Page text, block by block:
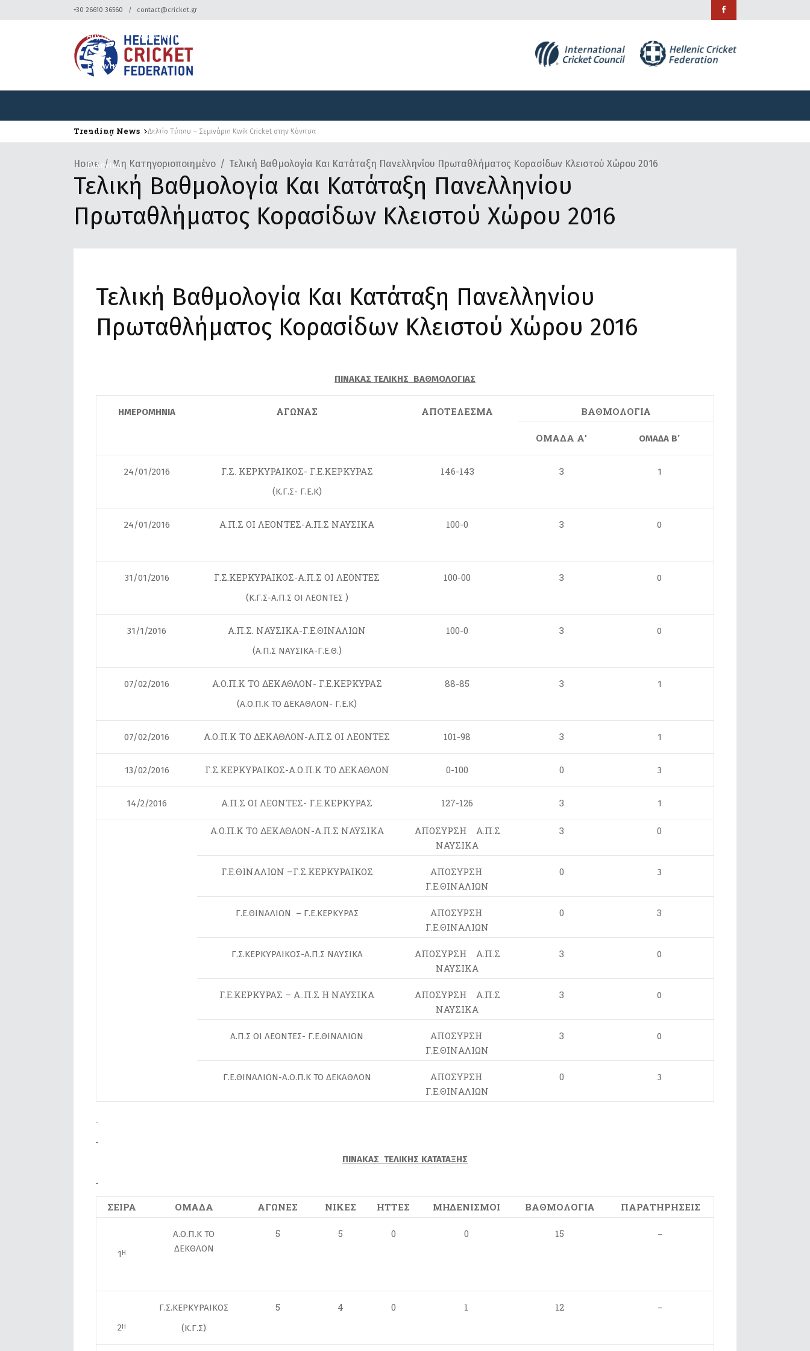
+30 26610 36560 contact@cricket.gr
Αρχική Ομοσπονδία Κρίκετ Διοργανώσεις
Ελληνικά
Αρχική Ομοσπονδία
Ελληνικά
Trending News Δελτίο Τύπου – Σεμινάριο Kwik Cricket στην Κόνιτσα
Home Μη Κατηγοριοποιημένο Τελική Βαθμολογία Και Κατάταξη Πανελληνίου Πρωταθλήματος Κορασίδων Κλειστού Χώρου 2016
Τελική Βαθμολογία Και Κατάταξη Πανελληνίου
Πρωταθλήματος Κορασίδων Κλειστού Χώρου 2016
Τελική Βαθμολογία Και Κατάταξη Πανελληνίου
Πρωταθλήματος Κορασίδων Κλειστού Χώρου 2016
ΠΙΝΑΚΑΣ ΤΕΛΙΚΗΣ ΒΑΘΜΟΛΟΓΙΑΣ
ΗΜΕΡΟΜΗΝΙΑ ΑΓΩΝΑΣ ΑΠΟΤΕΛΕΣΜΑ ΒΑΘΜΟΛΟΓΙΑ
ΟΜΑΔΑ Α’ ΟΜΑΔΑ Β’
24/01/2016 Γ.Σ. ΚΕΡΚΥΡΑΙΚΟΣ- Γ.Ε.ΚΕΡΚΥΡΑΣ
(Κ.Γ.Σ- Γ.Ε.Κ)
146-143 3 1
24/01/2016 Α.Π.Σ ΟΙ ΛΕΟΝΤΕΣ-Α.Π.Σ ΝΑΥΣΙΚΑ 100-0 3 0
31/01/2016 Γ.Σ.ΚΕΡΚΥΡΑΙΚΟΣ-Α.Π.Σ ΟΙ ΛΕΟΝΤΕΣ
(Κ.Γ.Σ-Α.Π.Σ ΟΙ ΛΕΟΝΤΕΣ )
100-00 3 0
31/1/2016 Α.Π.Σ. ΝΑΥΣΙΚΑ-Γ.Ε.ΘΙΝΑΛΙΩΝ
(Α.Π.Σ ΝΑΥΣΙΚΑ-Γ.Ε.Θ.)
100-0 3 0
07/02/2016 Α.Ο.Π.Κ ΤΟ ΔΕΚΑΘΛΟΝ- Γ.Ε.ΚΕΡΚΥΡΑΣ
(Α.Ο.Π.Κ ΤΟ ΔΕΚΑΘΛΟΝ- Γ.Ε.Κ)
88-85 3 1
07/02/2016 Α.Ο.Π.Κ ΤΟ ΔΕΚΑΘΛΟΝ-Α.Π.Σ ΟΙ ΛΕΟΝΤΕΣ 101-98 3 1
13/02/2016 Γ.Σ.ΚΕΡΚΥΡΑΙΚΟΣ-Α.Ο.Π.Κ ΤΟ ΔΕΚΑΘΛΟΝ 0-100 0 3
14/2/2016 Α.Π.Σ ΟΙ ΛΕΟΝΤΕΣ- Γ.Ε.ΚΕΡΚΥΡΑΣ 127-126 3 1
Α.Ο.Π.Κ ΤΟ ΔΕΚΑΘΛΟΝ-Α.Π.Σ ΝΑΥΣΙΚΑ
ΑΠΟΣΥΡΣΗ Α.Π.Σ
ΝΑΥΣΙΚΑ
3 0
Γ.Ε.ΘΙΝΑΛΙΩΝ –Γ.Σ.ΚΕΡΚΥΡΑΙΚΟΣ
ΑΠΟΣΥΡΣΗ
Γ.Ε.ΘΙΝΑΛΙΩΝ
0 3
Γ.Ε.ΘΙΝΑΛΙΩΝ – Γ.Ε.ΚΕΡΚΥΡΑΣ
ΑΠΟΣΥΡΣΗ
Γ.Ε.ΘΙΝΑΛΙΩΝ
0 3
Γ.Σ.ΚΕΡΚΥΡΑΙΚΟΣ-Α.Π.Σ ΝΑΥΣΙΚΑ
ΑΠΟΣΥΡΣΗ Α.Π.Σ
ΝΑΥΣΙΚΑ
3 0
Γ.Ε.ΚΕΡΚΥΡΑΣ – Α..Π.Σ Η ΝΑΥΣΙΚΑ
ΑΠΟΣΥΡΣΗ Α.Π.Σ
ΝΑΥΣΙΚΑ
3 0
Α.Π.Σ ΟΙ ΛΕΟΝΤΕΣ- Γ.Ε.ΘΙΝΑΛΙΩΝ
ΑΠΟΣΥΡΣΗ
Γ.Ε.ΘΙΝΑΛΙΩΝ
3 0
Γ.Ε.ΘΙΝΑΛΙΩΝ-Α.Ο.Π.Κ ΤΟ ΔΕΚΑΘΛΟΝ
ΑΠΟΣΥΡΣΗ
Γ.Ε.ΘΙΝΑΛΙΩΝ
0 3
ΠΙΝΑΚΑΣ ΤΕΛΙΚΗΣ ΚΑΤΑΤΑΞΗΣ
ΣΕΙΡΑ ΟΜΑΔΑ ΑΓΩΝΕΣ ΝΙΚΕΣ ΗΤΤΕΣ ΜΗΔΕΝΙΣΜΟΙ ΒΑΘΜΟΛΟΓΙΑ ΠΑΡΑΤΗΡΗΣΕΙΣ
1 Η
Α.Ο.Π.Κ ΤΟ
ΔΕΚΘΛΟΝ
5 5 0 0 15 –
2Η
Γ.Σ.ΚΕΡΚΥΡΑΙΚΟΣ
(Κ.Γ.Σ)
5 4 0 1 12 –